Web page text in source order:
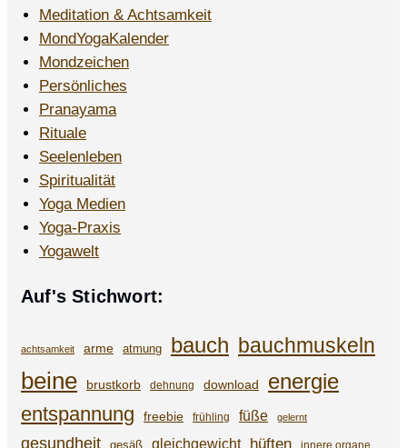
Meditation & Achtsamkeit
MondYogaKalender
Mondzeichen
Persönliches
Pranayama
Rituale
Seelenleben
Spiritualität
Yoga Medien
Yoga-Praxis
Yogawelt
Auf's Stichwort:
achtsamkeit arme atmung bauch bauchmuskeln
beine brustkorb dehnung download energie
entspannung freebie frühling füße gelernt
gesundheit gesäß gleichgewicht hüften innere organe